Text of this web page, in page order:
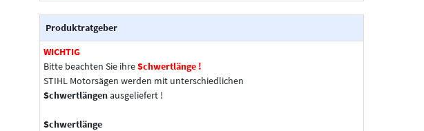
Produktratgeber
WICHTIG
Bitte beachten Sie ihreSchwertlänge !
STIHL Motorsägen werden mit unterschiedlichen
Schwertlängenausgeliefert !
Schwertlänge